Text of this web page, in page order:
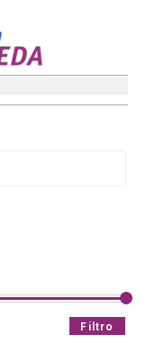
Filtro